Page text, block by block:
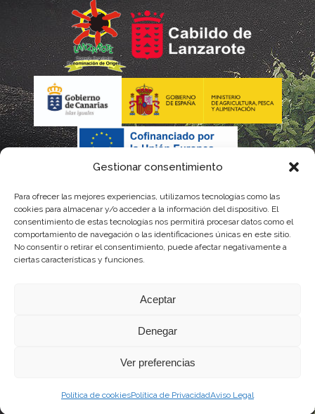
Gestionar consentimiento
Para ofrecer las mejores experiencias, utilizamos tecnologías como las
cookies para almacenar y/o acceder a la información del dispositivo. El
consentimiento de estas tecnologías nos permitirá procesar datos como el
comportamiento de navegación o las identificaciones únicas en este sitio.
No consentir o retirar el consentimiento, puede afectar negativamente a
ciertas características y funciones.
Aceptar
Denegar
Ver preferencias
Política de cookiesPolítica de PrivacidadAviso Legal
La gestión de la DOP Lanzarote realizada por este Consejo
Regulador es financiada, parcialmente, por el Gobierno de
Canarias
Instituto Canario de Calidad Agroalimentaria